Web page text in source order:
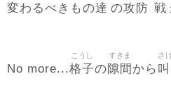
変わるべきもの達 の攻防 戦
No more...格子
こうし
の 隙間
すきま
から 叫
さ